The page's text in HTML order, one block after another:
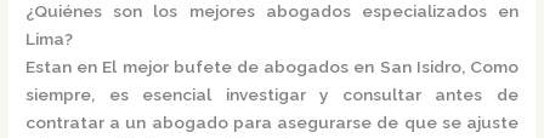
¿Quiénes son los mejores abogados especializados en
Lima?
Estan en El mejor bufete de abogados en San Isidro, Como
siempre, es esencial investigar y consultar antes de
contratar a un abogado para asegurarse de que se ajuste